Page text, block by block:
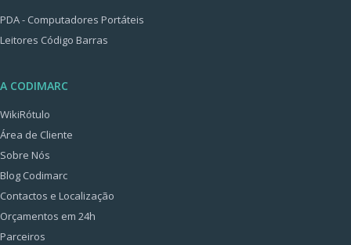
PDA - Computadores Portáteis
Leitores Código Barras
A CODIMARC
WikiRótulo
Área de Cliente
Sobre Nós
Blog Codimarc
Contactos e Localização
Orçamentos em 24h
Parceiros